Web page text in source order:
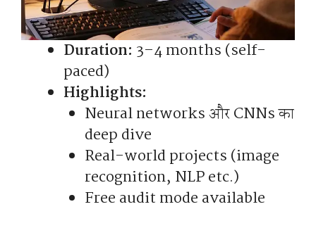
Duration: 3–4 months (self-
paced)
Highlights:
Neural networks और CNNs का
deep dive
Real-world projects (image
recognition, NLP etc.)
Free audit mode available